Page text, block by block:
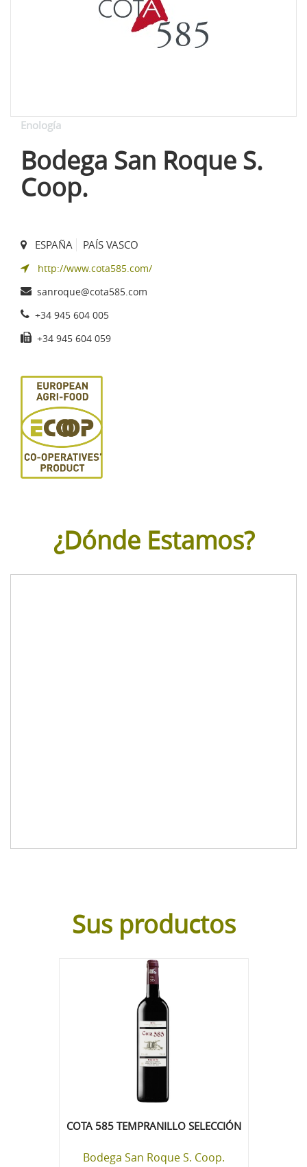
Enología
Bodega San Roque S.
Coop.
ESPAÑA PAÍS VASCO
http://www.cota585.com/
sanroque@cota585.com
+34 945 604 005
+34 945 604 059
¿Dónde Estamos?
Sus productos
COTA 585 TEMPRANILLO SELECCIÓN
Bodega San Roque S. Coop.